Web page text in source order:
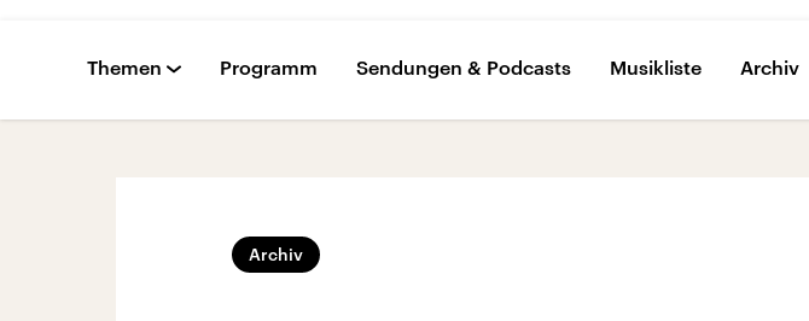
Themen Programm Sendungen & Podcasts Musikliste Archiv
Archiv